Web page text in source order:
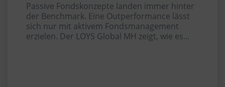
Passive Fondskonzepte landen immer hinter
der Benchmark. Eine Outperformance lässt
sich nur mit aktivem Fondsmanagement
erzielen. Der LOYS Global MH zeigt, wie es...